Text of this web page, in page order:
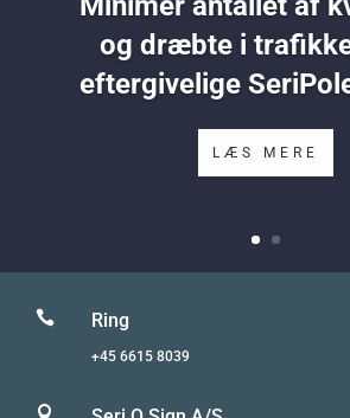
og dræbte i
eftergivelige
LÆS MERE
 Ring
+45 6615 8039
